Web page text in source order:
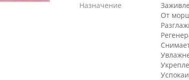
Назначение
От